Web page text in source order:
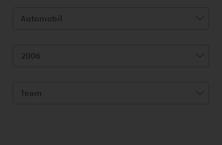
Automobil
2006
Team